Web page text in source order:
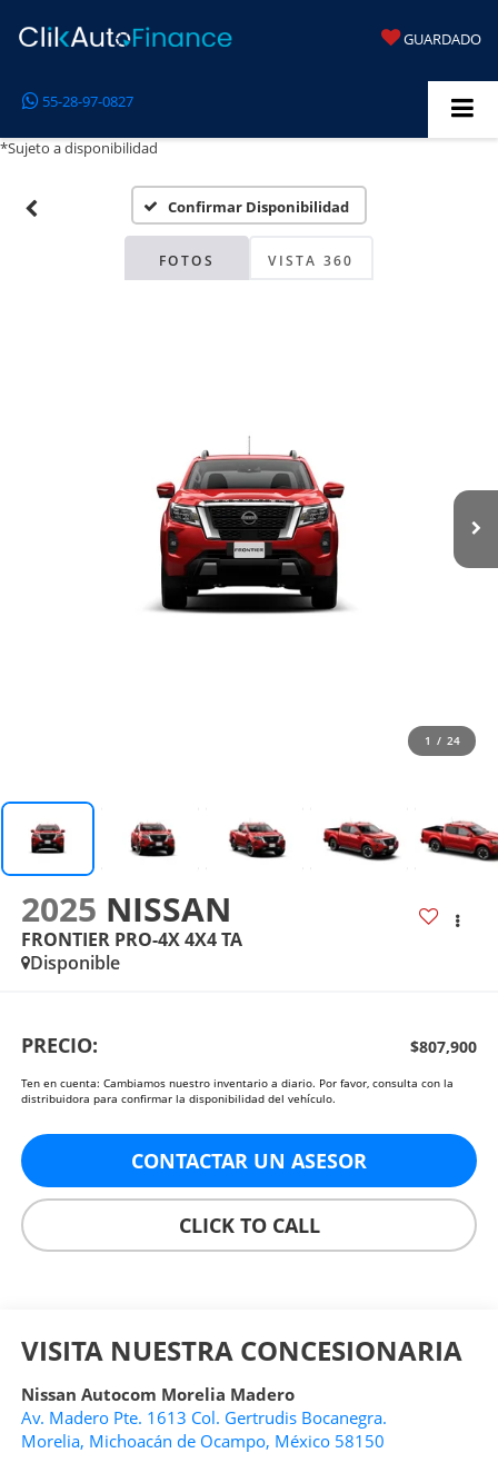
GUARDADO
55-28-97-0827
*Sujeto a disponibilidad
Confirmar Disponibilidad
FOTOS VISTA 360
1 / 24
2025 NISSAN
FRONTIER PRO-4X 4X4 TA
Disponible
PRECIO: $807,900
Ten en cuenta: Cambiamos nuestro inventario a diario. Por favor, consulta con la
distribuidora para confirmar la disponibilidad del vehículo.
CONTACTAR UN ASESOR
CLICK TO CALL
VISITA NUESTRA CONCESIONARIA
Nissan Autocom Morelia Madero
Av. Madero Pte. 1613 Col. Gertrudis Bocanegra.
Morelia, Michoacán de Ocampo, México 58150